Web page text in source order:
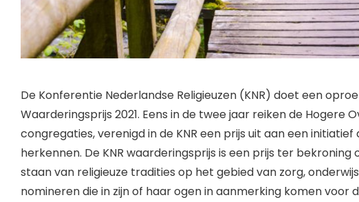
De Konferentie Nederlandse Religieuzen (KNR) doet een
Waarderingsprijs 2021. Eens in de twee jaar reiken de Hogere
congregaties, verenigd in de KNR een prijs uit aan een
herkennen. De KNR waarderingsprijs is een prijs ter
staan van religieuze tradities op het gebied van zorg,
nomineren die in zijn of haar ogen in aanmerking komen voor